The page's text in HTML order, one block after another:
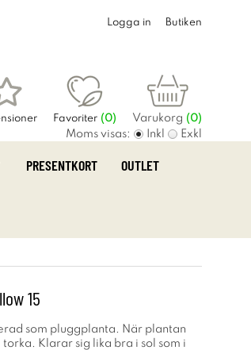
Logga in Butiken
Favoriter (0) Varukorg (0)
Moms visas: Inkl Exkl
PRESENTKORT OUTLET
15
som pluggplanta. När plantan
Klarar sig lika bra i sol som i